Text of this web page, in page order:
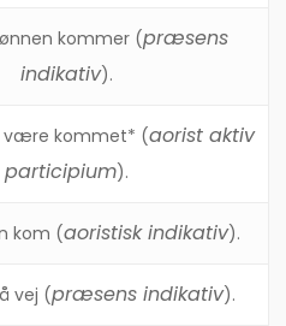
kommer (præsens
indikativ).
være kommet* (aorist aktiv
participium).
kom (aoristisk indikativ).
vej (præsens indikativ).